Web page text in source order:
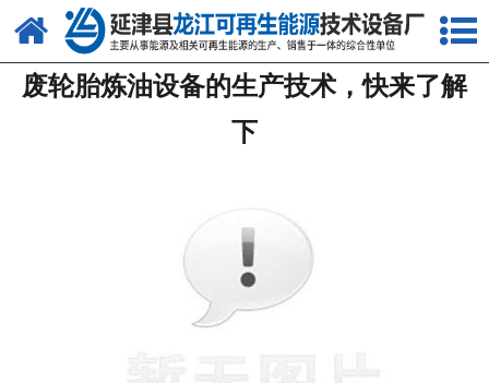
网站首页
关于我们
废轮胎炼油设备的生产技术，快来了解
下